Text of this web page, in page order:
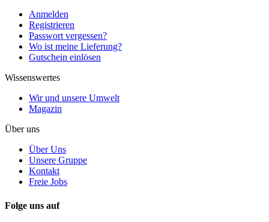
Anmelden
Registrieren
Passwort vergessen?
Wo ist meine Lieferung?
Gutschein einlösen
Wissenswertes
Wir und unsere Umwelt
Magazin
Über uns
Über Uns
Unsere Gruppe
Kontakt
Freie Jobs
Folge uns auf